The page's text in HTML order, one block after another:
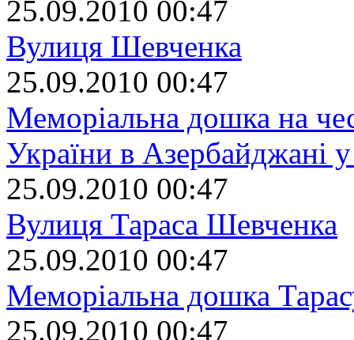
25.09.2010 00:47
Вулиця Шевченка
25.09.2010 00:47
Меморіальна дошка на
України в Азербайджані
25.09.2010 00:47
Вулиця Тараса Шевченка
25.09.2010 00:47
Меморіальна дошка
25.09.2010 00:47